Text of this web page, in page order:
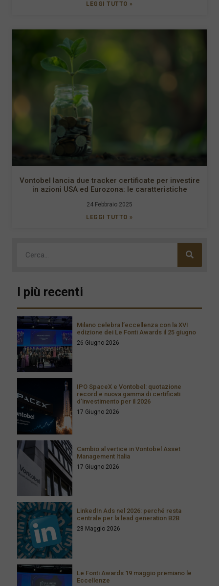
LEGGI TUTTO »
Vontobel lancia due tracker certificate per investire
in azioni USA ed Eurozona: le caratteristiche
24 Febbraio 2025
LEGGI TUTTO »
I più recenti
Milano celebra l’eccellenza con la XVI
edizione dei Le Fonti Awards il 25 giugno
26 Giugno 2026
IPO SpaceX e Vontobel: quotazione
record e nuova gamma di certificati
d’investimento per il 2026
17 Giugno 2026
Cambio al vertice in Vontobel Asset
Management Italia
17 Giugno 2026
LinkedIn Ads nel 2026: perché resta
centrale per la lead generation B2B
28 Maggio 2026
Le Fonti Awards 19 maggio premiano le
Eccellenze